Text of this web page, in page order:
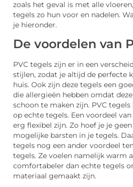
zoals het geval is met alle
tegels zo hun voor en nadelen.
je hieronder.
De voordelen van
PVC tegels zijn er in een
stijlen, zodat je altijd de perfecte
huis. Ook zijn deze tegels een
die allergieën hebben omdat
schoon te maken zijn. PVC
op echte tegels. Een voordeel
erg flexibel zijn. Zo hoef je je
mogelijke barsten in je tegels.
tegels nog een ander voordeel
tegels. Ze voelen namelijk warm
comfortabeler dan echte tegels
materiaal gemaakt zijn.